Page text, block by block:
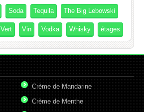
Soda Tequila The Big Lebowski
Vert Vin Vodka Whisky étages
Crème de Mandarine
Crème de Menthe